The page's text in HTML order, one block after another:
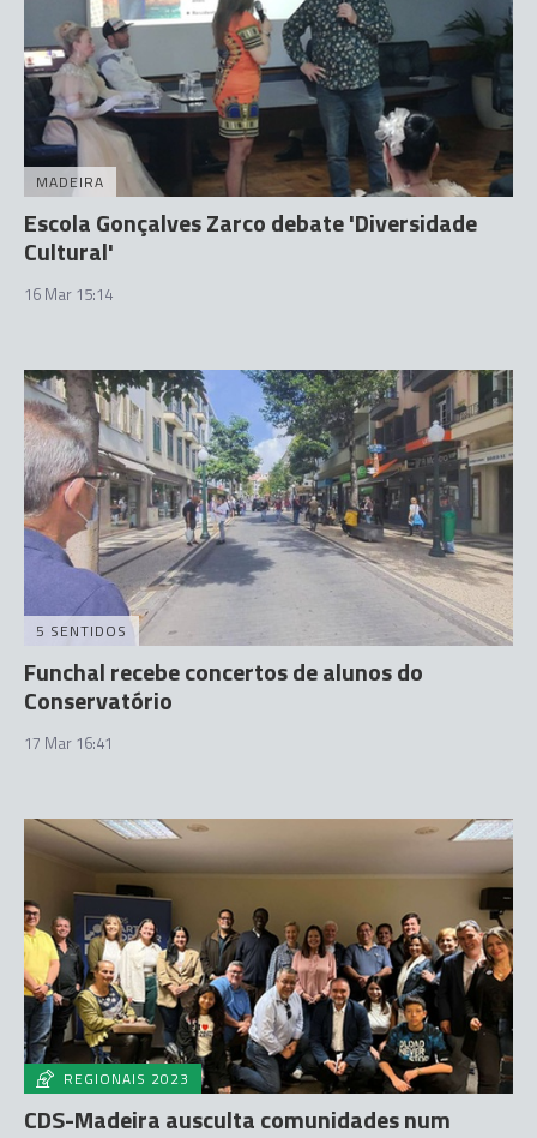
MADEIRA
Escola Gonçalves Zarco debate 'Diversidade
Cultural'
16 Mar 15:14
5 SENTIDOS
Funchal recebe concertos de alunos do
Conservatório
17 Mar 16:41
REGIONAIS 2023
CDS-Madeira ausculta comunidades num